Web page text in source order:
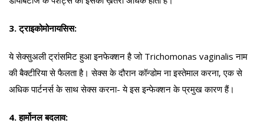
3. ट्राइकोमोनायसिस:
ये सेक्सुअली ट्रांसमिट हुआ इनफेक्शन है जो Trichomonas vaginalis नाम
की बैक्टीरिया से फैलता है। सेक्स के दौरान कॉन्डोम ना इस्तेमाल करना, एक से
अधिक पार्टनर्स के साथ सेक्स करना- ये इस इन्फेक्शन के प्रमुख कारण हैं।
4. हार्मोनल बदलाव: